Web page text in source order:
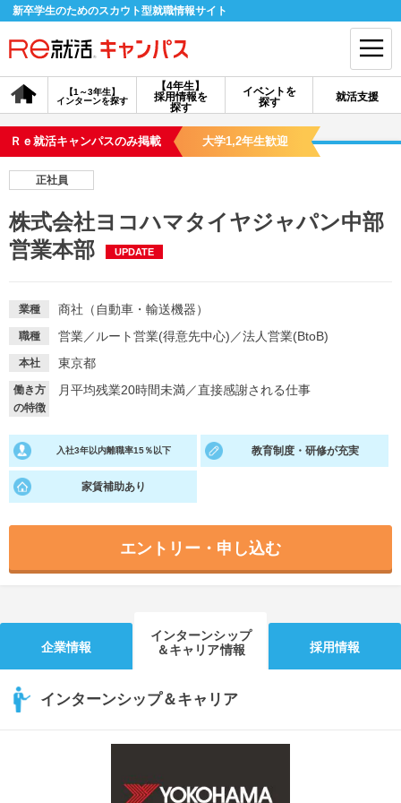
新卒学生のためのスカウト型就職情報サイト
【4年生】
採用情報を
探す
【1～3年生】
インターンを探す
イベントを
探す
就活支援
会員登録 ログイン
会員ID・パスワードを忘れた方はこちら
探す
【4年生】
イベントを探す スカウト お知らせ
就活ノウハウ・サポート
就活支援 就活コラム
お役立ち記事・相談室など
あなたに合う仕事を診断！ 動画で対策講座をチェック
Ｒｅ就活キャンパスのみ掲載 大学1,2年生歓迎
正社員
株式会社ヨコハマタイヤジャパン中部
営業本部
UPDATE
業種 商社（自動車・輸送機器）
職種 営業／ ルート営業(得意先中心) ／法人営業(BtoB)
本社 東京都
働き方
の特徴
月平均残業20時間未満／直接感謝される仕事
入社3年以内離職率15％以下 教育制度・研修が充実
家賃補助あり
エントリー・申し込む
企業情報
インターンシップ
＆キャリア情報
採用情報
インターンシップ＆キャリア